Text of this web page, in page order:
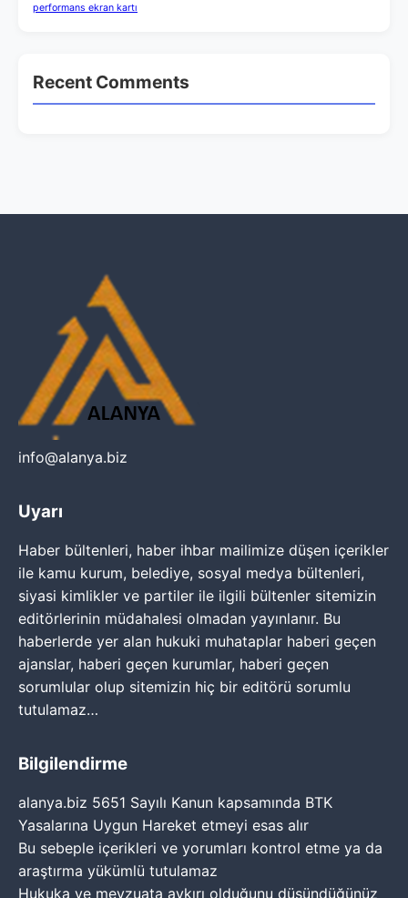
performans ekran kartı
Recent Comments
info@alanya.biz
Uyarı
Haber bültenleri, haber ihbar mailimize düşen içerikler
ile kamu kurum, belediye, sosyal medya bültenleri,
siyasi kimlikler ve partiler ile ilgili bültenler sitemizin
editörlerinin müdahalesi olmadan yayınlanır. Bu
haberlerde yer alan hukuki muhataplar haberi geçen
ajanslar, haberi geçen kurumlar, haberi geçen
sorumlular olup sitemizin hiç bir editörü sorumlu
tutulamaz…
Bilgilendirme
alanya.biz 5651 Sayılı Kanun kapsamında BTK
Yasalarına Uygun Hareket etmeyi esas alır
Bu sebeple içerikleri ve yorumları kontrol etme ya da
araştırma yükümlü tutulamaz
Hukuka ve mevzuata aykırı olduğunu düşündüğünüz